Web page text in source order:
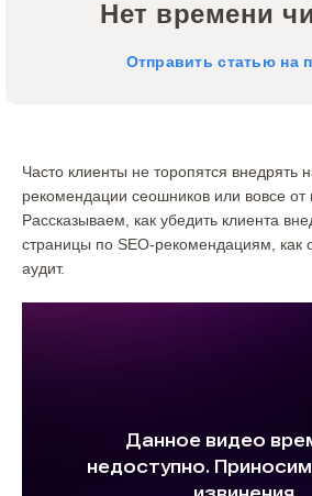
Нет времени
Отправить статью на
Часто клиенты не торопятся внедрять
рекомендации сеошников или вовсе от
Рассказываем, как убедить клиента
страницы по SEO-рекомендациям, как
аудит.